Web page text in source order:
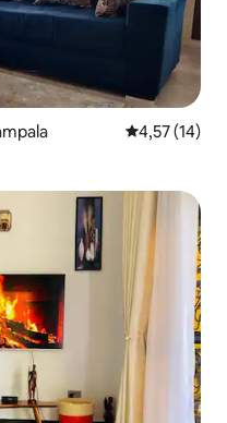
Évaluation
4,57 (14)